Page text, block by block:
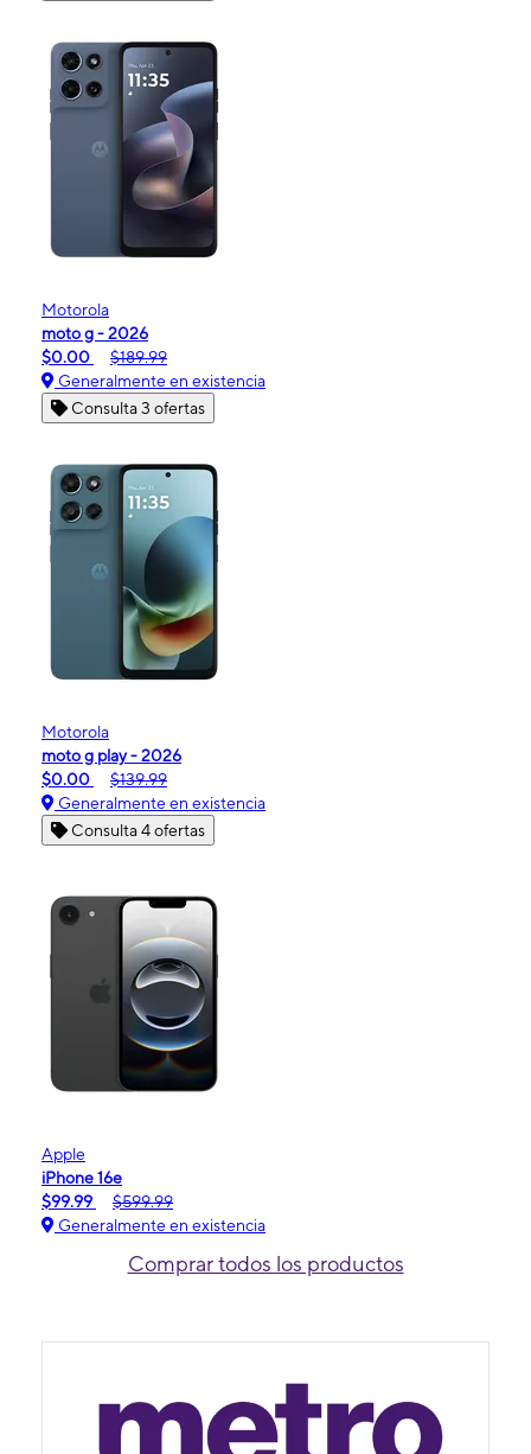
Motorola
moto g - 2026
$0.00
$189.99
Generalmente en existencia
Consulta 3 ofertas
Motorola
moto g play - 2026
$0.00
$139.99
Generalmente en existencia
Consulta 4 ofertas
Apple
iPhone 16e
$99.99
$599.99
Generalmente en existencia
Comprar todos los productos